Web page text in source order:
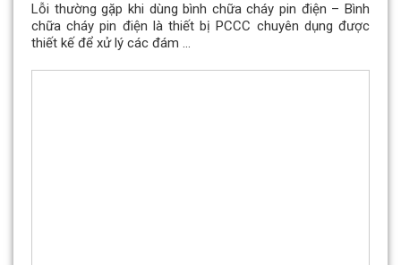
Lỗi thường gặp khi dùng bình chữa cháy pin điện – Bình
chữa cháy pin điện là thiết bị PCCC chuyên dụng được
thiết kế để xử lý các đám ...